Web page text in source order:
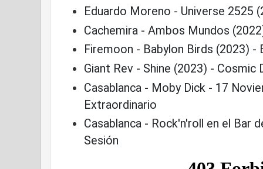
Eduardo Moreno - Universe 2525
Cachemira - Ambos Mundos
Firemoon - Babylon Birds (2023) -
Giant Rev - Shine (2023) - Cosmic
Casablanca - Moby Dick - 17
Extraordinario
Casablanca - Rock'n'roll en el Bar
Sesión